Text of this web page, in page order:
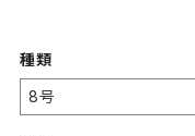
種類